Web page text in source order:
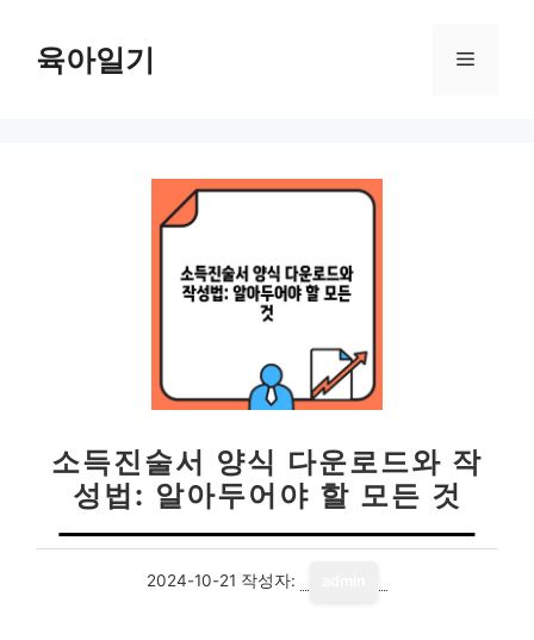
육아일기 메
소득진술서 양식 다운로드와 작
성법: 알아두어야 할 모든 것
2024-10-21 작성자: